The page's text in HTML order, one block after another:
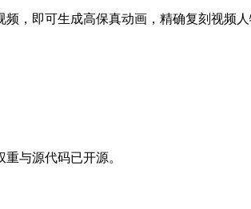
，即可生成高保真动画，精确复刻视频
与源代码已开源。